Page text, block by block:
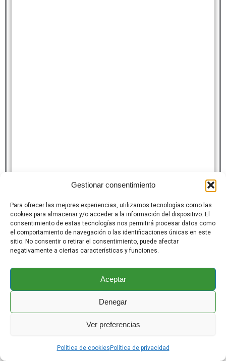
Gestionar consentimiento
Para ofrecer las mejores experiencias, utilizamos tecnologías como las
cookies para almacenar y/o acceder a la información del dispositivo. El
consentimiento de estas tecnologías nos permitirá procesar datos como
el comportamiento de navegación o las identificaciones únicas en este
sitio. No consentir o retirar el consentimiento, puede afectar
negativamente a ciertas características y funciones.
Aceptar
Denegar
Ver preferencias
Política de cookies Política de privacidad